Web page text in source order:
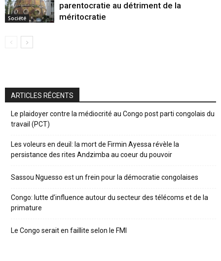
Société
parentocratie au détriment de la
méritocratie
ARTICLES RÉCENTS
Le plaidoyer contre la médiocrité au Congo post parti congolais du
travail (PCT)
Les voleurs en deuil: la mort de Firmin Ayessa révèle la
persistance des rites Andzimba au coeur du pouvoir
Sassou Nguesso est un frein pour la démocratie congolaises
Congo: lutte d’influence autour du secteur des télécoms et de la
primature
Le Congo serait en faillite selon le FMI